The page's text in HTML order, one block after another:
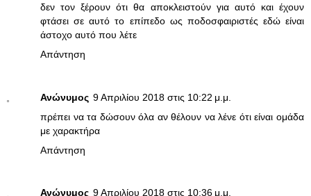
δεν τον ξέρουν ότι θα αποκλειστούν για αυτό και έχουν
φτάσει σε αυτό το επίπεδο ως ποδοσφαιριστές εδώ είναι
άστοχο αυτό που λέτε
Απάντηση
Ανώνυμος 9 Απριλίου 2018 στις 10:22 μ.μ.
πρέπει να τα δώσουν όλα αν θέλουν να λένε ότι είναι ομάδα
με χαρακτήρα
Απάντηση
Ανώνυμος 9 Απριλίου 2018 στις 10:36 μ.μ.